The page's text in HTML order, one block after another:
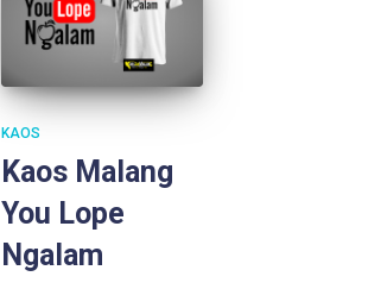
KAOS
Kaos Malang
You Lope
Ngalam